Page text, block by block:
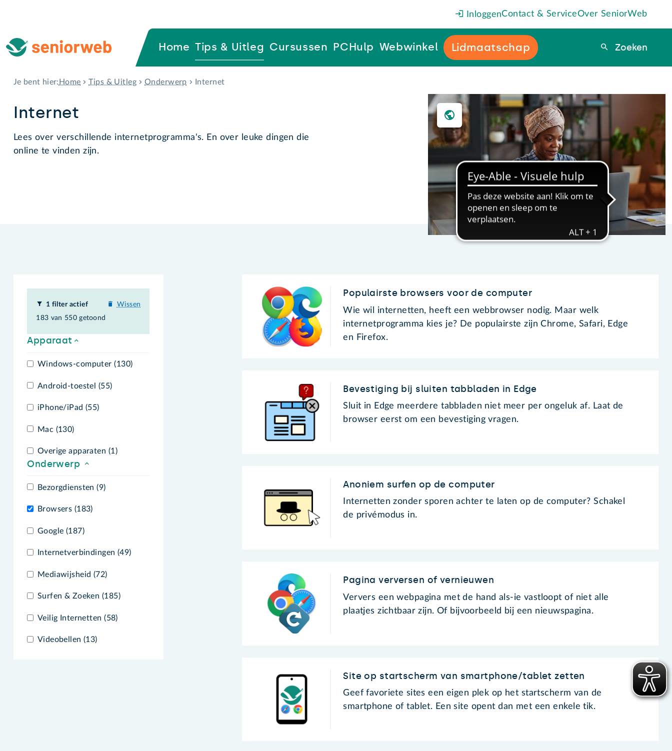
InloggenContact & ServiceOver SeniorWeb
Home Tips & Uitleg Cursussen PCHulp Webwinkel Lidmaatschap Zoeken
Zoeken
Je bent hier: Home Tips & Uitleg Onderwerp Internet
Internet
Lees over verschillende internetprogramma's. En over leuke dingen die
online te vinden zijn.
1 filter actief
183 van 550 getoond
Wissen
Apparaat
Windows-computer (130)
Android-toestel (55)
iPhone/iPad (55)
Mac (130)
Overige apparaten (1)
Onderwerp
Bezorgdiensten (9)
Browsers (183)
Google (187)
Internetverbindingen (49)
Mediawijsheid (72)
Surfen & Zoeken (185)
Veilig Internetten (58)
Videobellen (13)
Populairste browsers voor de computer
Wie wil internetten, heeft een webbrowser nodig. Maar welk
internetprogramma kies je? De populairste zijn Chrome, Safari, Edge
en Firefox.
Bevestiging bij sluiten tabbladen in Edge
Sluit in Edge meerdere tabbladen niet meer per ongeluk af. Laat de
browser eerst om een bevestiging vragen.
Anoniem surfen op de computer
Internetten zonder sporen achter te laten op de computer? Schakel
de privémodus in.
Pagina verversen of vernieuwen
Ververs een webpagina met de hand als-ie vastloopt of niet alle
plaatjes zichtbaar zijn. Of bijvoorbeeld bij een nieuwspagina.
Site op startscherm van smartphone/tablet zetten
Geef favoriete sites een eigen plek op het startscherm van de
smartphone of tablet. Een site opent dan met een enkele tik.